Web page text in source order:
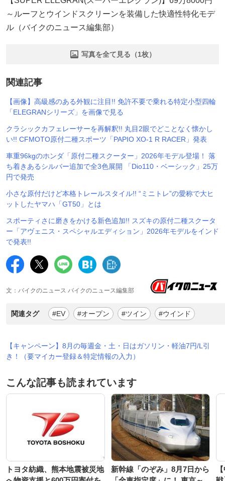
～ルーフとウインドスクリーンを装備した快適性特化モデ
ル（バイクのニュース編集部）
写真を全て見る（1枚）
関連記事
【画像】高級感のある外観に注目!! 免許不要で乗れる特定小型四輪
「ELEGRANシリーズ」を画像で見る
クラシックカフェレーサーを再解釈!! 丸目2眼でどことなく懐かし
い!! CFMOTO原付二種スポーツ「PAPIO XO-1 R RACER」発表
車重96kgのホンダ「原付二種スクーター」2026年モデル登場！ 落
ち着きあるシルバー追加で全3色展開 「Dio110・ベーシック」25万
円で発売
小さな原付だけど本格トレールスタイル!! “ミニトレ”の愛称で大ヒ
ットしたヤマハ「GT50」とは
スポーティさに磨きをかける新色追加!! スズキの原付二種スクータ
ー「アヴェニス・スペシャルエディション」2026年モデルをインド
で発表!!
文：バイクのニュース バイクのニュース編集部
関連タグ #EV #オープン #ツイン #ウインド
【キャンペーン】8月の毎週金・土・日はガソリン・軽油7円/L引
き！（要マイカー登録＆特定情報の入力）
こんな記事も読まれています
トヨタ紡織、熊本地震被災地
新幹線「のぞみ」8月7日から